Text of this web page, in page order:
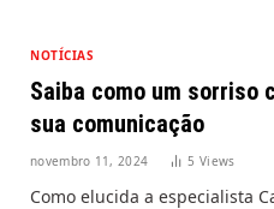
NOTÍCIAS
Saiba como um sorriso
sua comunicação
novembro 11, 2024 5Views
Como elucida a especialista